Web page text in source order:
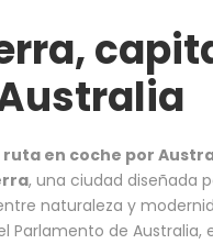
ruta en coche por
, una ciudad diseñada
naturaleza y
Parlamento de Australia,